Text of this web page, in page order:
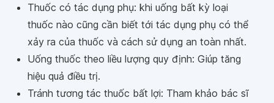
Thuốc có tác dụng phụ: khi uống bất kỳ loại
thuốc nào cũng cần biết tới tác dụng phụ có thể
xảy ra của thuốc và cách sử dụng an toàn nhất.
Uống thuốc theo liều lượng quy định: Giúp tăng
hiệu quả điều trị.
Tránh tương tác thuốc bất lợi: Tham khảo bác sĩ